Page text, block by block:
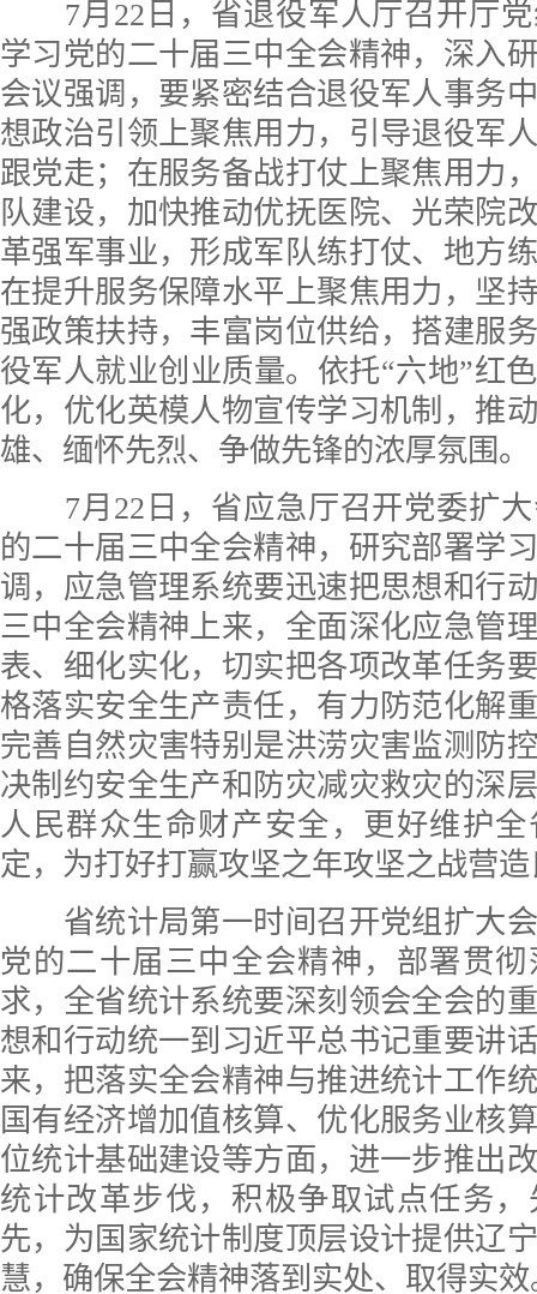
7月22日，省退役军人厅召开厅党
学习党的二十届三中全会精神，深入
会议强调，要紧密结合退役军人事务
想政治引领上聚焦用力，引导退役军
跟党走；在服务备战打仗上聚焦用力
队建设，加快推动优抚医院、光荣院
革强军事业，形成军队练打仗、地方
在提升服务保障水平上聚焦用力，坚
强政策扶持，丰富岗位供给，搭建服
役军人就业创业质量。依托“六地”红
化，优化英模人物宣传学习机制，推
雄、缅怀先烈、争做先锋的浓厚氛围。
7月22日，省应急厅召开党委扩大
的二十届三中全会精神，研究部署学
调，应急管理系统要迅速把思想和行
三中全会精神上来，全面深化应急管
表、细化实化，切实把各项改革任务
格落实安全生产责任，有力防范化解
完善自然灾害特别是洪涝灾害监测防
决制约安全生产和防灾减灾救灾的深
人民群众生命财产安全，更好维护
定，为打好打赢攻坚之年攻坚之战营
省统计局第一时间召开党组扩大会
党的二十届三中全会精神，部署贯
求，全省统计系统要深刻领会全会的
想和行动统一到习近平总书记重要讲
来，把落实全会精神与推进统计工作
国有经济增加值核算、优化服务业核
位统计基础建设等方面，进一步推出
统计改革步伐，积极争取试点任务
先，为国家统计制度顶层设计提供辽
慧，确保全会精神落到实处、取得实效